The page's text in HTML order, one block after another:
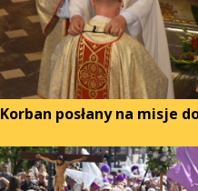
posłany na misje